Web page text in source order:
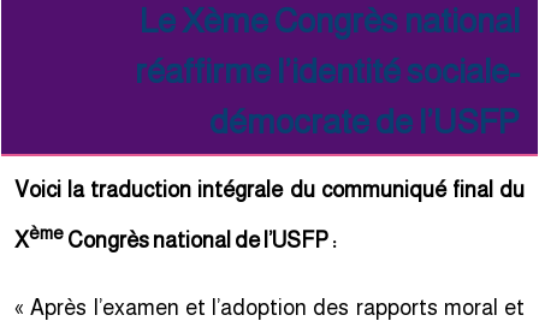
Le Xème Congrès national
réaffirme l’identité sociale-
démocrate de l’USFP
Voici la traduction intégrale du communiqué final du
Xème Congrès national de l’USFP :
« Après l’examen et l’adoption des rapports moral et